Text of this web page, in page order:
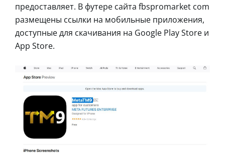
предоставляет. В футере сайта fbspromarket com
размещены ссылки на мобильные приложения,
доступные для скачивания на Google Play Store и
App Store.